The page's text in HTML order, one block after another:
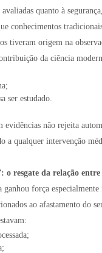
quanto à
conhecimentos
tiveram origem na
da ciência
ser estudado.
evidências não rejeita
a qualquer intervenção
resgate da relação entre
força
ao afastamento do